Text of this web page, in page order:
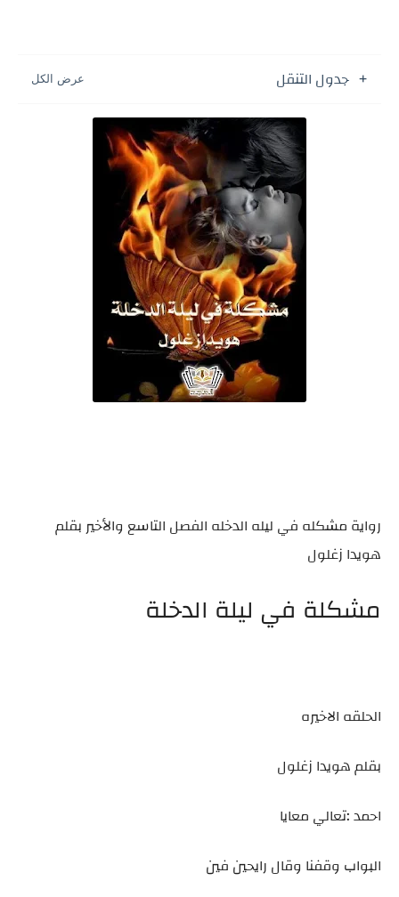
جدول التنقل
رواية مشكله في ليله الدخله الفصل التاسع والأخير بقلم
هويدا زغلول
مشكلة في ليلة الدخلة
الحلقه الاخيره
بقلم هويدا زغلول
احمد :تعالي معايا
البواب وقفنا وقال رايحين فين